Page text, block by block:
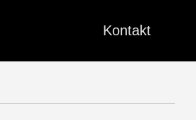
Kontakt